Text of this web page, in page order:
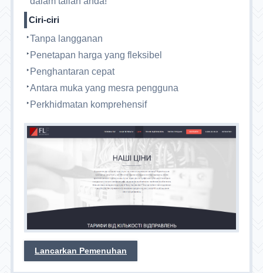
Ciri-ciri
Tanpa langganan
Penetapan harga yang fleksibel
Penghantaran cepat
Antara muka yang mesra pengguna
Perkhidmatan komprehensif
Lancarkan Pemenuhan